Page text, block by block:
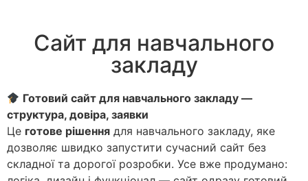
Сайт для навчального
закладу
Готовий сайт для навчального закладу —
структура, довіра, заявки
Це готове рішення для навчального закладу, яке
дозволяє швидко запустити сучасний сайт без
складної та дорогої розробки. Усе вже продумано: